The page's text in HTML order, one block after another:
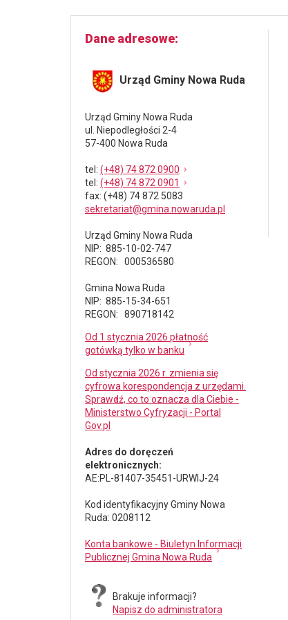
Dane adresowe
Urząd Gminy Nowa Ruda
Urząd Gminy Nowa Ruda
ul. Niepodległości 2-4
57-400 Nowa Ruda
tel : (+48) 74 872 0900
tel : (+48) 74 872 0901
fax: (+48) 74 872 5083
sekretariat@gmina.nowaruda.pl
Urząd Gminy Nowa Ruda
NIP: 885-10-02-747
REGON: 000536580
Gmina Nowa Ruda
NIP: 885-15-34-651
REGON: 890718142
Od 1 stycznia 2026 płatność
gotówką tylko w banku
Od stycznia 2026 r. zmienia się
cyfrowa korespondencja z urzędami.
Sprawdź, co to oznacza dla Ciebie -
Ministerstwo Cyfryzacji - Portal
Gov.pl
Adres do doręczeń
elektronicznych:
AE:PL-81407-35451-URWIJ-24
Kod identyfikacyjny Gminy Nowa
Ruda: 0208112
Konta bankowe - Biuletyn Informacji
Publicznej Gmina Nowa Ruda
Brakuje informacji?
Napisz do administratora